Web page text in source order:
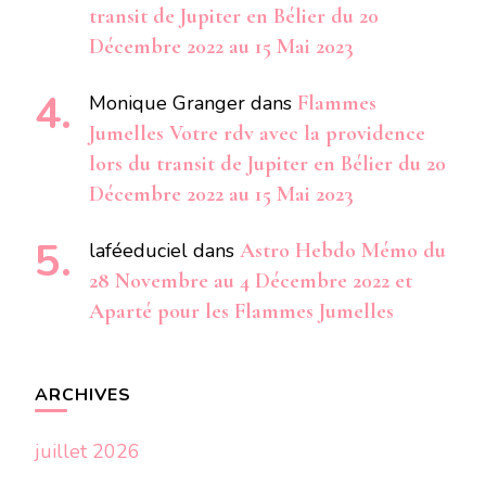
transit de Jupiter en Bélier du 20
Décembre 2022 au 15 Mai 2023
Monique Granger dans Flammes
Jumelles Votre rdv avec la providence
lors du transit de Jupiter en Bélier du 20
Décembre 2022 au 15 Mai 2023
laféeduciel dans Astro Hebdo Mémo du
28 Novembre au 4 Décembre 2022 et
Aparté pour les Flammes Jumelles
ARCHIVES
juillet 2026